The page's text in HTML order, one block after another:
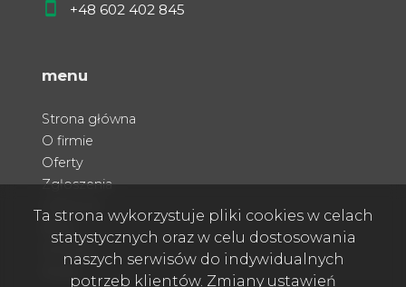
+48 602 402 845
menu
Strona główna
O firmie
Oferty
Zgłoszenia
Kontakt
Ta strona wykorzystuje pliki cookies w celach
statystycznych oraz w celu dostosowania
naszych serwisów do indywidualnych
potrzeb klientów. Zmiany ustawień